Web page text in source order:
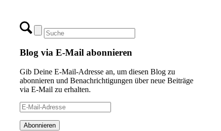
Blog via E-Mail abonnieren
Gib Deine E-Mail-Adresse an, um diesen Blog zu
abonnieren und Benachrichtigungen über neue Beiträge
via E-Mail zu erhalten.
E-
Mail-
Adresse
Abonnieren